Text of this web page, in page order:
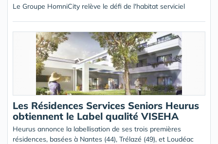
Le Groupe HomniCity relève le défi de l'habitat serviciel
Les Résidences Services Seniors Heurus
obtiennent le Label qualité VISEHA
Heurus annonce la labellisation de ses trois premières
résidences, basées à Nantes (44), Trélazé (49), et Loudéac